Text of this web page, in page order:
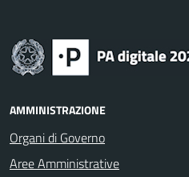
AMMINISTRAZIONE
Organi di Governo
Aree Amministrative